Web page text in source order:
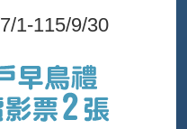
1-115/9/30